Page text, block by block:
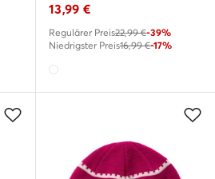
13,99 €
Regulärer Preis22,99 €-39%
Niedrigster Preis16,99 €-17%